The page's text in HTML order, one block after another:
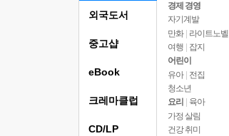
경제 경영
자기계발
만화 | 라이트노벨
여행
잡지
어린이
유아 | 전집
청소년
요리
육아
가정 살림
건강 취미
외국도서
중고샵
eBook
크레마클럽
CD/LP